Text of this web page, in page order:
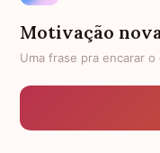
Motivação
Uma frase pra encarar o